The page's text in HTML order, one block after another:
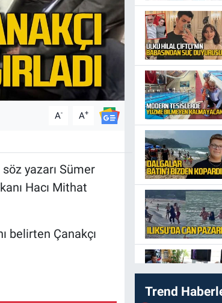
A- A+
yazarı Sümer
Hacı Mithat
belirten Çanakçı
Trend